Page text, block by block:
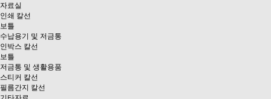
자료실
인쇄 칼선
보틀
수납용기 및 저금통
인박스 칼선
보틀
저금통 및 생활용품
스티커 칼선
필름간지 칼선